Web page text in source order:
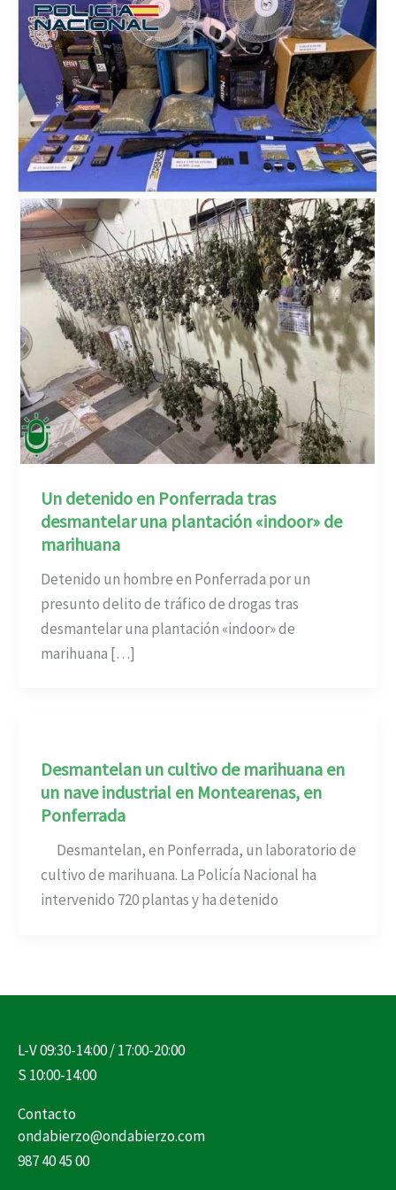
Un detenido en Ponferrada tras
desmantelar una plantación «indoor» de
marihuana
Detenido un hombre en Ponferrada por un
presunto delito de tráfico de drogas tras
desmantelar una plantación «indoor» de
marihuana […]
Desmantelan un cultivo de marihuana en
un nave industrial en Montearenas, en
Ponferrada
Desmantelan, en Ponferrada, un laboratorio de
cultivo de marihuana. La Policía Nacional ha
intervenido 720 plantas y ha detenido
L-V 09:30-14:00 / 17:00-20:00
S 10:00-14:00
Contacto
ondabierzo@ondabierzo.com
987 40 45 00